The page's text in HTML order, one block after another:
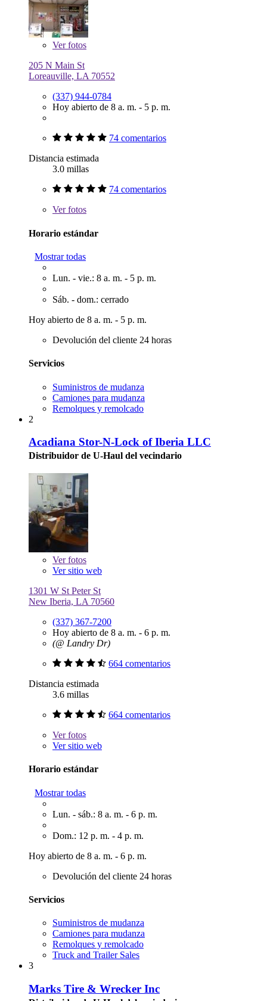
Verfotos
205 N Main St
Loreauville, LA 70552
(337) 944-0784
Hoy abierto de 8 a. m. - 5 p. m.
74 comentarios
Distancia estimada
3.0 millas
74 comentarios
Verfotos
Horario estándar
Mostrar todas
Lun. - vie.: 8 a. m. - 5 p. m.
Sáb. - dom.: cerrado
Hoy abierto de 8 a. m. - 5 p. m.
Devolución del cliente 24 horas
Servicios
Suministros de mudanza
Camiones para mudanza
Remolques y remolcado
2
Acadiana Stor-N-Lock of Iberia LLC
Distribuidor de U-Haul del vecindario
Verfotos
Ver sitio web
1301 W St Peter St
New Iberia, LA 70560
(337) 367-7200
Hoy abierto de 8 a. m. - 6 p. m.
(@ Landry Dr)
664 comentarios
Distancia estimada
3.6 millas
664 comentarios
Verfotos
Ver sitio web
Horario estándar
Mostrar todas
Lun. - sáb.: 8 a. m. - 6 p. m.
Dom.: 12 p. m. - 4 p. m.
Hoy abierto de 8 a. m. - 6 p. m.
Devolución del cliente 24 horas
Servicios
Suministros de mudanza
Camiones para mudanza
Remolques y remolcado
Truck and Trailer Sales
3
Marks Tire & Wrecker Inc